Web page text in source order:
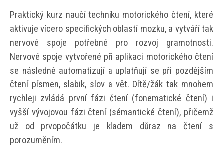
Praktický kurz naučí techniku motorického čtení, které
aktivuje vícero specifických oblastí mozku, a vytváří tak
nervové spoje potřebné pro rozvoj gramotnosti.
Nervové spoje vytvořené při aplikaci motorického čtení
se následně automatizují a uplatňují se při pozdějším
čtení písmen, slabik, slov a vět. Dítě/žák tak mnohem
rychleji zvládá první fázi čtení (fonematické čtení) i
vyšší vývojovou fázi čtení (sémantické čtení), přičemž
už od prvopočátku je kladem důraz na čtení s
porozuměním.